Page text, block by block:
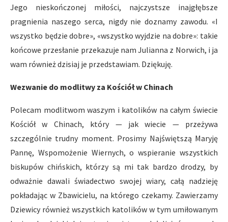
Jego nieskończonej miłości, najczystsze inajgłębsze
pragnienia naszego serca, nigdy nie doznamy zawodu. «I
wszystko będzie dobre», «wszystko wyjdzie na dobre»: takie
końcowe przesłanie przekazuje nam Julianna z Norwich, i ja
wam również dzisiaj je przedstawiam. Dziękuję.
Wezwanie do modlitwy za Kościół w Chinach
Polecam modlitwom waszym i katolików na całym świecie
Kościół w Chinach, który — jak wiecie — przeżywa
szczególnie trudny moment. Prosimy Najświętszą Maryję
Pannę, Wspomożenie Wiernych, o wspieranie wszystkich
biskupów chińskich, którzy są mi tak bardzo drodzy, by
odważnie dawali świadectwo swojej wiary, całą nadzieję
pokładając w Zbawicielu, na którego czekamy. Zawierzamy
Dziewicy również wszystkich katolików w tym umiłowanym